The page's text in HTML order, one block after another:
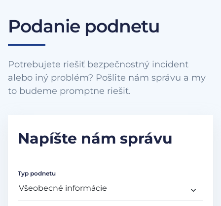
Podanie podnetu
Potrebujete riešiť bezpečnostný incident
alebo iný problém? Pošlite nám správu a my
to budeme promptne riešiť.
Napíšte nám správu
Typ podnetu